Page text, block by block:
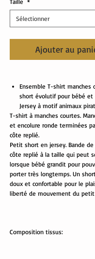
Ajouter au
Ensemble T-shirt manches
short évolutif pour bébé et
Jersey à motif animaux
T-shirt à manches courtes.
et encolure ronde terminées
côte replié.
Petit short en jersey. Bande de
côte replié à la taille qui peut
lorsque bébé grandit pour
porter très longtemps. Un
doux et confortable pour le
liberté de mouvement du
Composition tissus: